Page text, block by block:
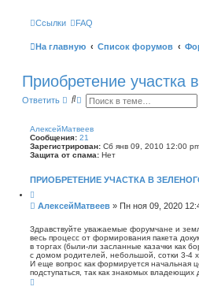
Ссылки FAQ
На главную Список форумов
Приобретение участка
Ответить
П
с
к
Р
ш
и
р
е
ы
о
с
к
АлексейМатвеев
Сообщения: 21
Зарегистрирован: Сб янв 09, 2010 12:00
Защита от спама: Нет
ПРИОБРЕТЕНИЕ УЧАСТКА В
и
т
т
а
С
о
б
щ
е
н
АлексейМатвеев » Пн ноя 09, 2020
Здравствуйте уважаемые форумчане и
весь процесс от формирования пакета
в торгах (были-ли засланные казачки как
с домом родителей, небольшой, сотки 3-4
И еще вопрос как формируется начальная
подступаться, так как знакомых владеющих